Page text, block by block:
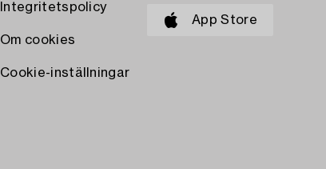
Integritetspolicy
Om cookies
Cookie-inställningar
App Store